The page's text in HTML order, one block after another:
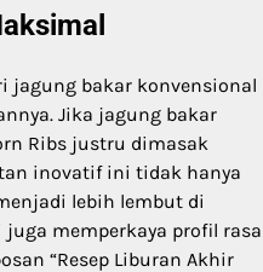
jagung bakar konvensional
Jika jagung bakar
Ribs justru dimasak
inovatif ini tidak hanya
lebih lembut di
memperkaya profil rasa
“Resep Liburan Akhir